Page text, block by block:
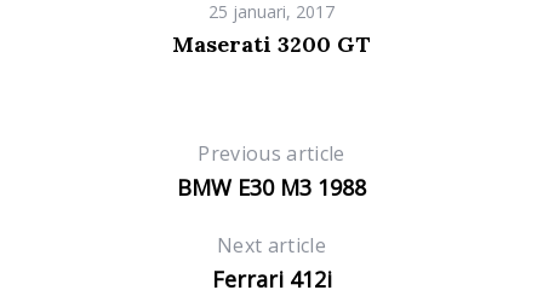
25 januari, 2017
Maserati 3200 GT
Previous article
BMW E30 M3 1988
Next article
Ferrari 412i